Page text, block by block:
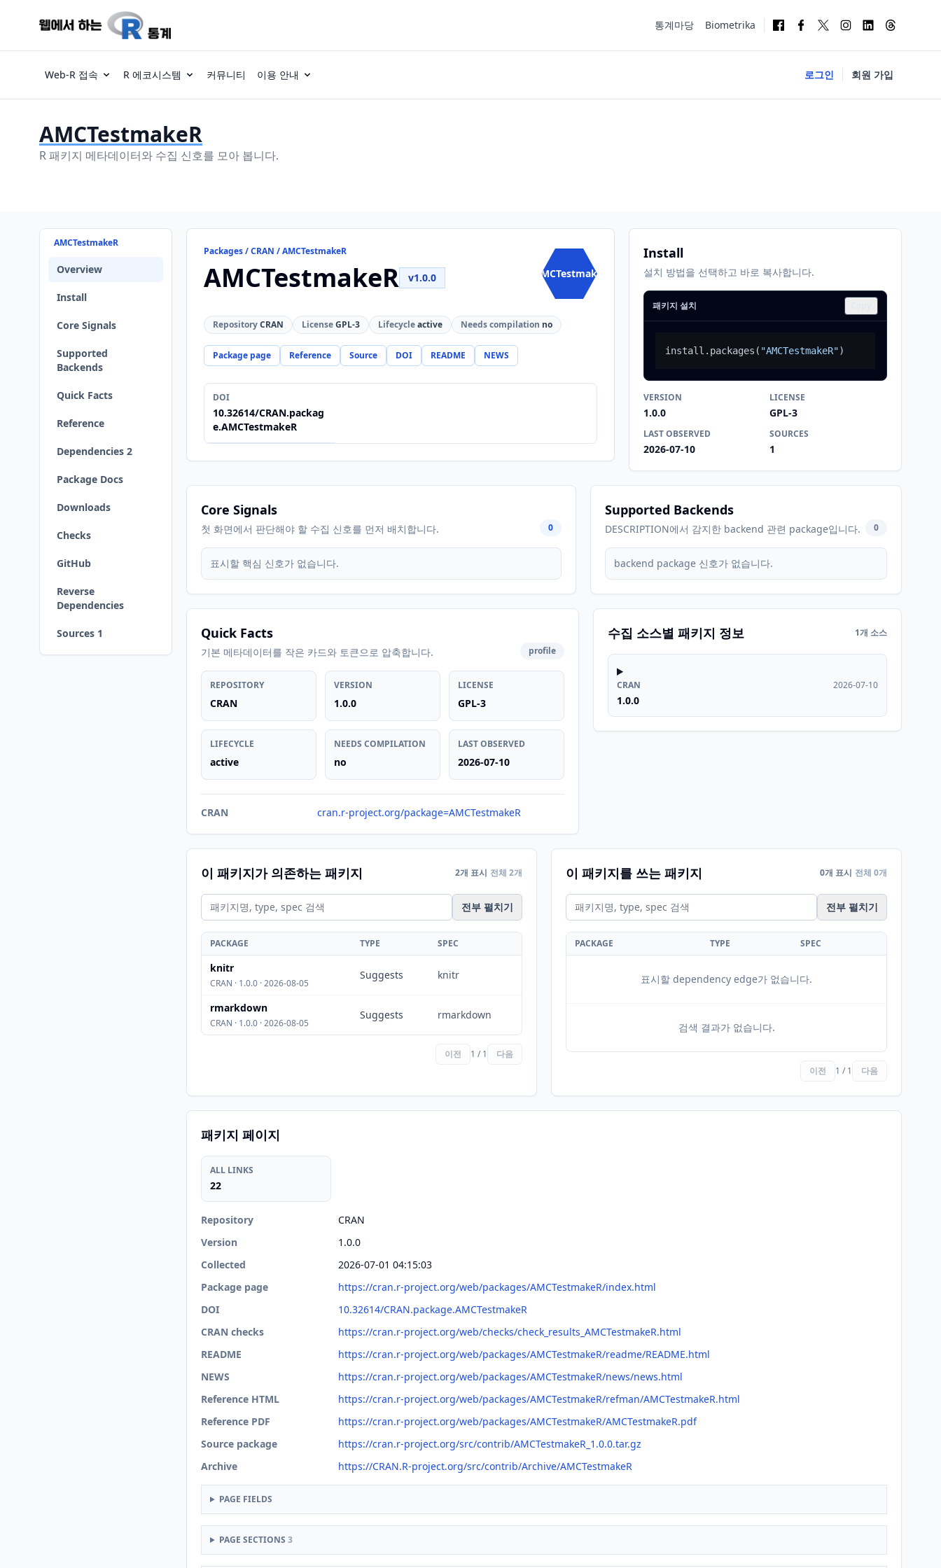
통계마당 Biometrika
Web-R 접속 R 에코시스템 커뮤니티 이용 안내 로그인 회원 가입
AMCTestmakeR
R 패키지 메타데이터와 수집 신호를 모아 봅니다.
AMCTestmakeR
Overview
Install
Core Signals
Supported
Backends
Quick Facts
Reference
Dependencies 2
Package Docs
Downloads
Checks
GitHub
Reverse
Dependencies
Sources 1
Packages / CRAN / AMCTestmakeR
AMCTestmakeR v1.0.0 AMCTestmak...
RepositoryCRAN LicenseGPL-3 Lifecycleactive Needs compilation no
Package page Reference Source DOI README NEWS
DOI
10.32614/CRAN.packag
e.AMCTestmakeR
Install
설치 방법을 선택하고 바로 복사합니다.
패키지 설치
install.packages ( "AMCTestmakeR")
VERSION
1.0.0
LICENSE
GPL-3
LAST OBSERVED
2026-07-10
SOURCES
1
Core Signals
첫 화면에서 판단해야 할 수집 신호를 먼저 배치합니다. 0
표시할 핵심 신호가 없습니다.
Supported Backends
DESCRIPTION에서 감지한 backend 관련 package입니다. 0
backend package 신호가 없습니다.
Quick Facts
기본 메타데이터를 작은 카드와 토큰으로 압축합니다. profile
REPOSITORY
CRAN
VERSION
1.0.0
LICENSE
GPL-3
LIFECYCLE
active
NEEDS COMPILATION
no
LAST OBSERVED
2026-07-10
CRAN cran.r-project.org/package=AMCTestmakeR
수집 소스별 패키지 정보 1개 소스
CRAN
1.0.0
2026-07-10
이 패키지가 의존하는 패키지 2개 표시 전체 2개
전부 펼치기
PACKAGE TYPE SPEC
knitr
CRAN · 1.0.0 · 2026-08-05
Suggests knitr
rmarkdown
CRAN · 1.0.0 · 2026-08-05
Suggests rmarkdown
이전 1 / 1 다음
이 패키지를 쓰는 패키지 0개 표시 전체 0개
전부 펼치기
PACKAGE TYPE SPEC
표시할 dependency edge가 없습니다.
검색 결과가 없습니다.
이전 1 / 1 다음
패키지 페이지
ALL LINKS
22
Repository
CRAN
Version
1.0.0
Collected
2026-07-01 04:15:03
Package page
https://cran.r-project.org/web/packages/AMCTestmakeR/index.html
DOI
10.32614/CRAN.package.AMCTestmakeR
CRAN checks
https://cran.r-project.org/web/checks/check_results_AMCTestmakeR.html
README
https://cran.r-project.org/web/packages/AMCTestmakeR/readme/README.html
NEWS
https://cran.r-project.org/web/packages/AMCTestmakeR/news/news.html
Reference HTML
https://cran.r-project.org/web/packages/AMCTestmakeR/refman/AMCTestmakeR.html
Reference PDF
https://cran.r-project.org/web/packages/AMCTestmakeR/AMCTestmakeR.pdf
Source package
https://cran.r-project.org/src/contrib/AMCTestmakeR_1.0.0.tar.gz
Archive
https://CRAN.R-project.org/src/contrib/Archive/AMCTestmakeR
PAGE FIELDS
PAGE SECTIONS 3